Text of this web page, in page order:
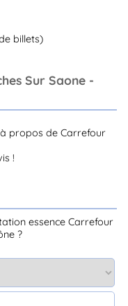
billets)
Sur Saone -
propos de Carrefour
!
essence Carrefour
?